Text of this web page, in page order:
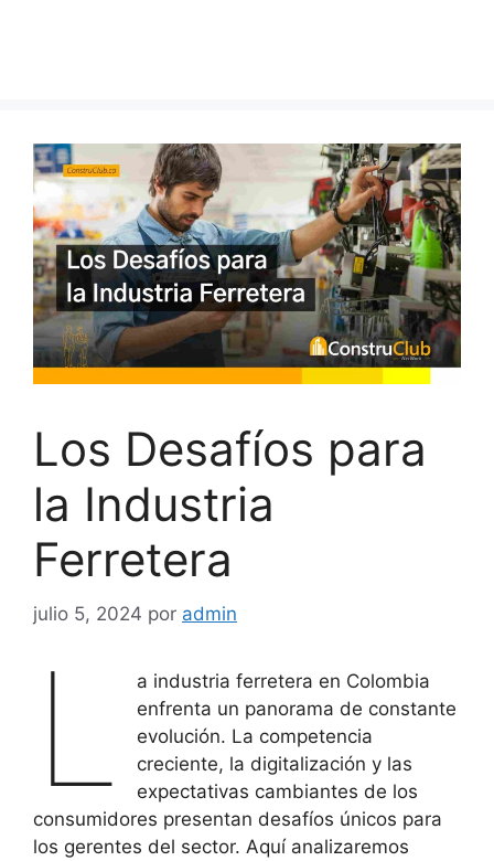
Los Desafíos para
la Industria
Ferretera
julio 5, 2024 por admin
L
a industria ferretera en Colombia
enfrenta un panorama de constante
evolución. La competencia
creciente, la digitalización y las
expectativas cambiantes de los
consumidores presentan desafíos únicos para
los gerentes del sector. Aquí analizaremos